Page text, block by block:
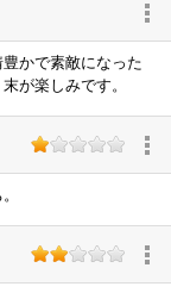
かで素敵になった
が楽しみです。